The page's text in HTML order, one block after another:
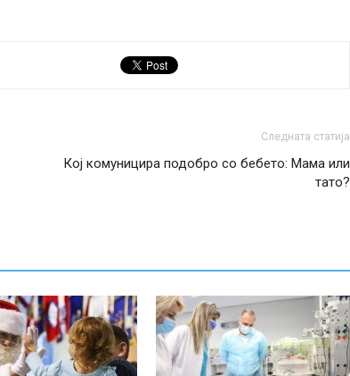
Следната статија
Кој комуницира подобро со бебето: Мама или
тато?